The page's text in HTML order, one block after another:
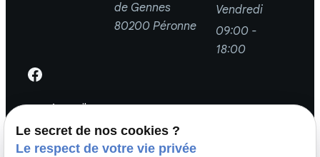
de Gennes
80200 Péronne
Vendredi
09:00 -
18:00
Accueil
TLR Négoce
Actualités
Le secret de nos cookies ?
Le respect de votre vie privée